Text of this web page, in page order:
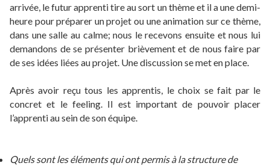
arrivée, le futur apprenti tire au sort un thème et il a une demi-
heure pour préparer un projet ou une animation sur ce thème,
dans une salle au calme; nous le recevons ensuite et nous lui
demandons de se présenter brièvement et de nous faire par
de ses idées liées au projet. Une discussion se met en place.
Après avoir reçu tous les apprentis, le choix se fait par le
concret et le feeling. Il est important de pouvoir placer
l’apprenti au sein de son équipe.
Quels sont les éléments qui ont permis à la structure de